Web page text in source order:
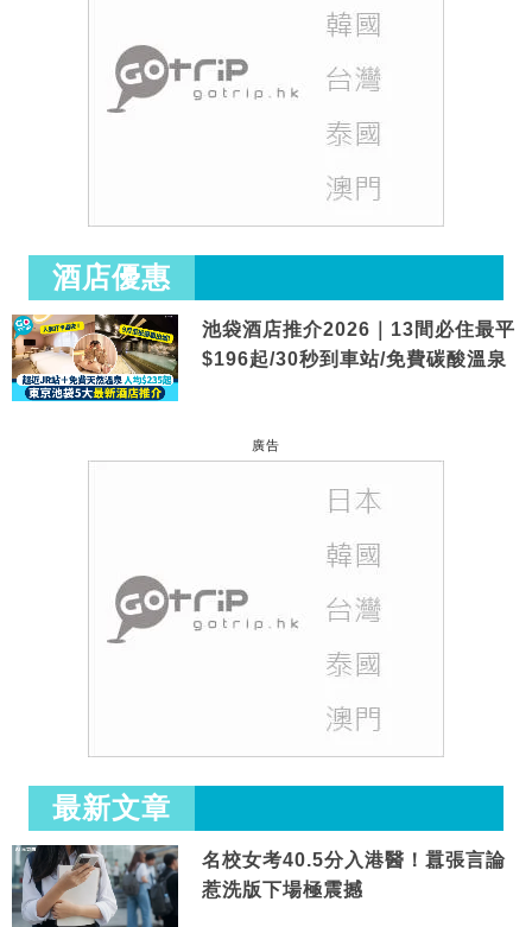
酒店優惠
池袋酒店推介2026｜13間必住最平
$196起/30秒到車站/免費碳酸溫泉
廣告
最新文章
名校女考40.5分入港醫！囂張言論
惹洗版下場極震撼